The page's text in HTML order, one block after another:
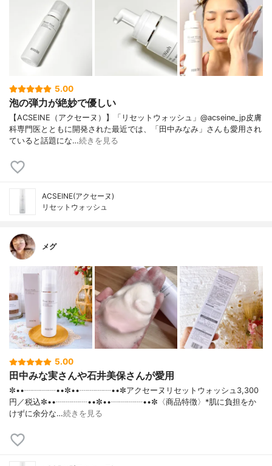
5.00
泡の弾力が絶妙で優しい
【ACSEINE（アクセーヌ）】「リセットウォッシュ」@acseine_jp皮膚
科専門医とともに開発された最近では、「田中みなみ」さんも愛用され
ていると話題にな…続きを見る
ACSEINE(アクセーヌ)
リセットウォッシュ
メグ
5.00
田中みな実さんや石井美保さんが愛用
✼••┈┈┈┈••✼••┈┈┈┈••✼アクセーヌリセットウォッシュ3,300
円／税込✼••┈┈┈┈••✼••┈┈┈┈••✼〈商品特徴〉*肌に負担をか
けずに余分な…続きを見る